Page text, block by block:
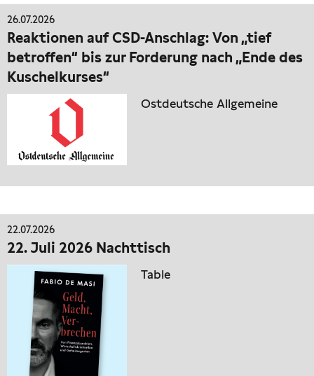
26.07.2026
Reaktionen auf CSD-Anschlag: Von „tief
betroffen“ bis zur Forderung nach „Ende des
Kuschelkurses“
Ostdeutsche Allgemeine
22.07.2026
22. Juli 2026 Nachttisch
Table